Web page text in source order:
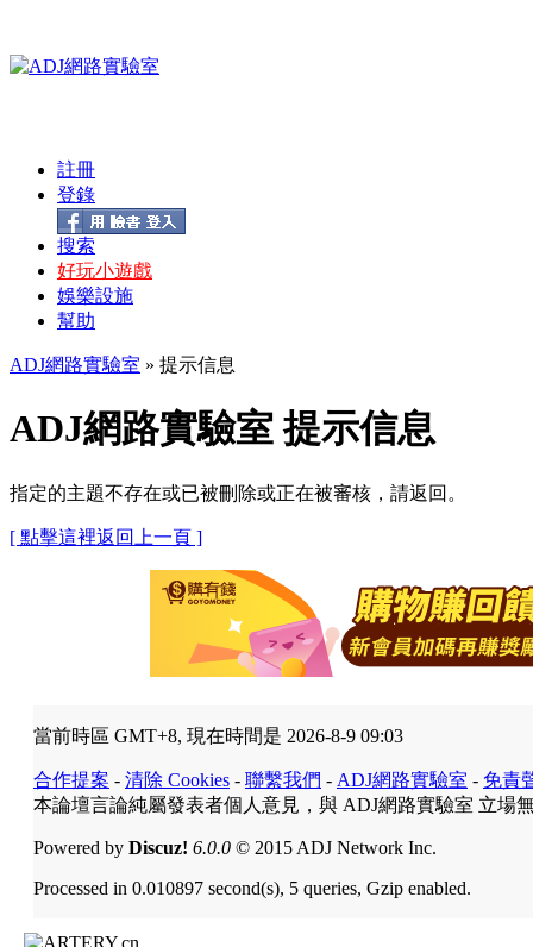
註冊
登錄
搜索
好玩小遊戲
娛樂設施
幫助
ADJ網路實驗室 » 提示信息
ADJ網路實驗室 提示信息
指定的主題不存在或已被刪除或正在被審核，請返回。
[ 點擊這裡返回上一頁 ]
當前時區 GMT+8, 現在時間是 2026-8-9 09:03
合作提案 - 清除 Cookies - 聯繫我們 - ADJ網路實驗室 - 免責
本論壇言論純屬發表者個人意見，與 ADJ網路實驗室 立場
Powered by Discuz! 6.0.0 © 2015 ADJ Network Inc.
Processed in 0.010897 second(s), 5 queries, Gzip enabled.